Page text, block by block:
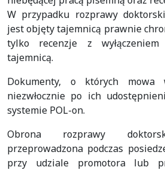
W przypadku rozprawy
jest objęty tajemnicą prawnie
tylko recenzje z
tajemnicą.
Dokumenty, o których mowa
niezwłocznie po ich
systemie POL-on.
Obrona rozprawy
przeprowadzona podczas
przy udziale promotora lub